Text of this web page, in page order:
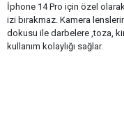
İphone 14 Pro için özel
izi bırakmaz. Kamera
dokusu ile darbelere ,toza,
kullanım kolaylığı sağlar.